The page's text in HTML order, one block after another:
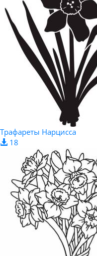
Трафареты Нарцисса
18